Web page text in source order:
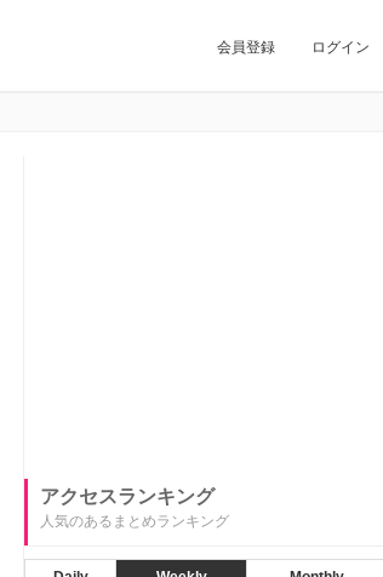
会員登録 ログイン
アクセスランキング
人気のあるまとめランキング